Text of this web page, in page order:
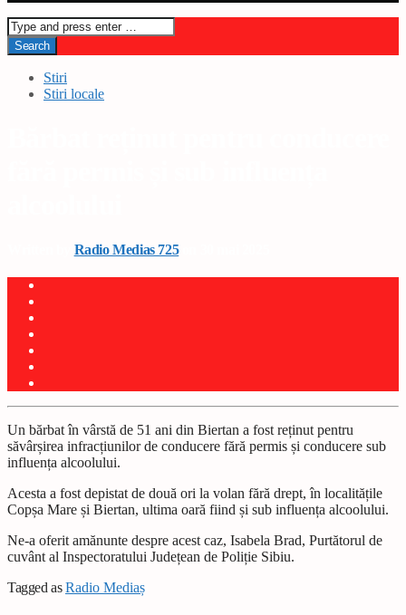
Stiri
Stiri locale
Radio Medias 725on 30 mai 2025
Un bărbat în vârstă de 51 ani din Biertan a fost reținut pentru
săvârșirea infracțiunilor de conducere fără permis și conducere sub
influența alcoolului.
Acesta a fost depistat de două ori la volan fără drept, în localitățile
Copșa Mare și Biertan, ultima oară fiind și sub influența alcoolului.
Ne-a oferit amănunte despre acest caz, Isabela Brad, Purtătorul de
cuvânt al Inspectoratului Județean de Poliție Sibiu.
Tagged asRadio Mediaș